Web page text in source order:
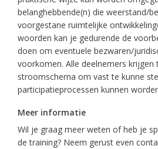
belanghebbende(n) die weerstand/
voorgestane ruimtelijke
woorden kan je gedurende de
doen om eventuele bezwaren/
voorkomen. Alle deelnemers krijgen
stroomschema om vast te kunne
participatieprocessen kunnen
Meer informatie
Wil je graag meer weten of heb je
de training? Neem gerust even